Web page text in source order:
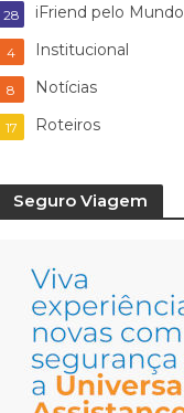
iFriend pelo Mundo
28
Institucional
4
Notícias
8
Roteiros
17
Seguro Viagem